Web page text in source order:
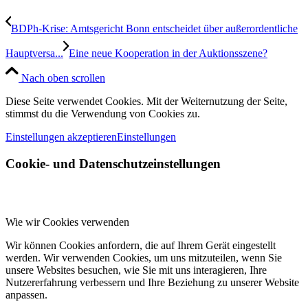
BDPh-Krise: Amtsgericht Bonn entscheidet über außerordentliche
Hauptversa... Eine neue Kooperation in der Auktionsszene?
Nach oben scrollen
Diese Seite verwendet Cookies. Mit der Weiternutzung der Seite,
stimmst du die Verwendung von Cookies zu.
Einstellungen akzeptierenEinstellungen
Cookie- und Datenschutzeinstellungen
Wie wir Cookies verwenden
Wir können Cookies anfordern, die auf Ihrem Gerät eingestellt
werden. Wir verwenden Cookies, um uns mitzuteilen, wenn Sie
unsere Websites besuchen, wie Sie mit uns interagieren, Ihre
Nutzererfahrung verbessern und Ihre Beziehung zu unserer Website
anpassen.